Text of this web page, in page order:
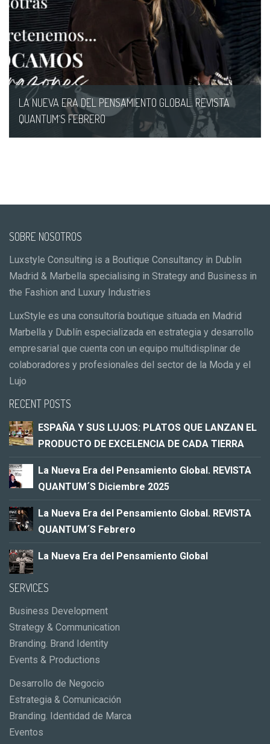
LA NUEVA ERA DEL PENSAMIENTO GLOBAL. REVISTA
QUANTUM´S FEBRERO
SOBRE NOSOTROS
Luxstyle Consulting is a Boutique Consultancy in Dublin
Madrid & Marbella specialising in Strategy and Business in
the Fashion and Luxury Industries
LuxStyle es una consultoría boutique situada en Madrid
Marbella y Dublín especializada en estrategia y desarrollo
empresarial que cuenta con un equipo multidisplinar de
colaboradores y profesionales del sector de la Moda y el
Lujo
RECENT POSTS
ESPAÑA Y SUS LUJOS: PLATOS QUE LANZAN EL
PRODUCTO DE EXCELENCIA DE CADA TIERRA
La Nueva Era del Pensamiento Global. REVISTA
QUANTUM´S Diciembre 2025
La Nueva Era del Pensamiento Global. REVISTA
QUANTUM´S Febrero
La Nueva Era del Pensamiento Global
SERVICES
Business Development
Strategy & Communication
Branding. Brand Identity
Events & Productions
Desarrollo de Negocio
Estrategia & Comunicación
Branding. Identidad de Marca
Eventos